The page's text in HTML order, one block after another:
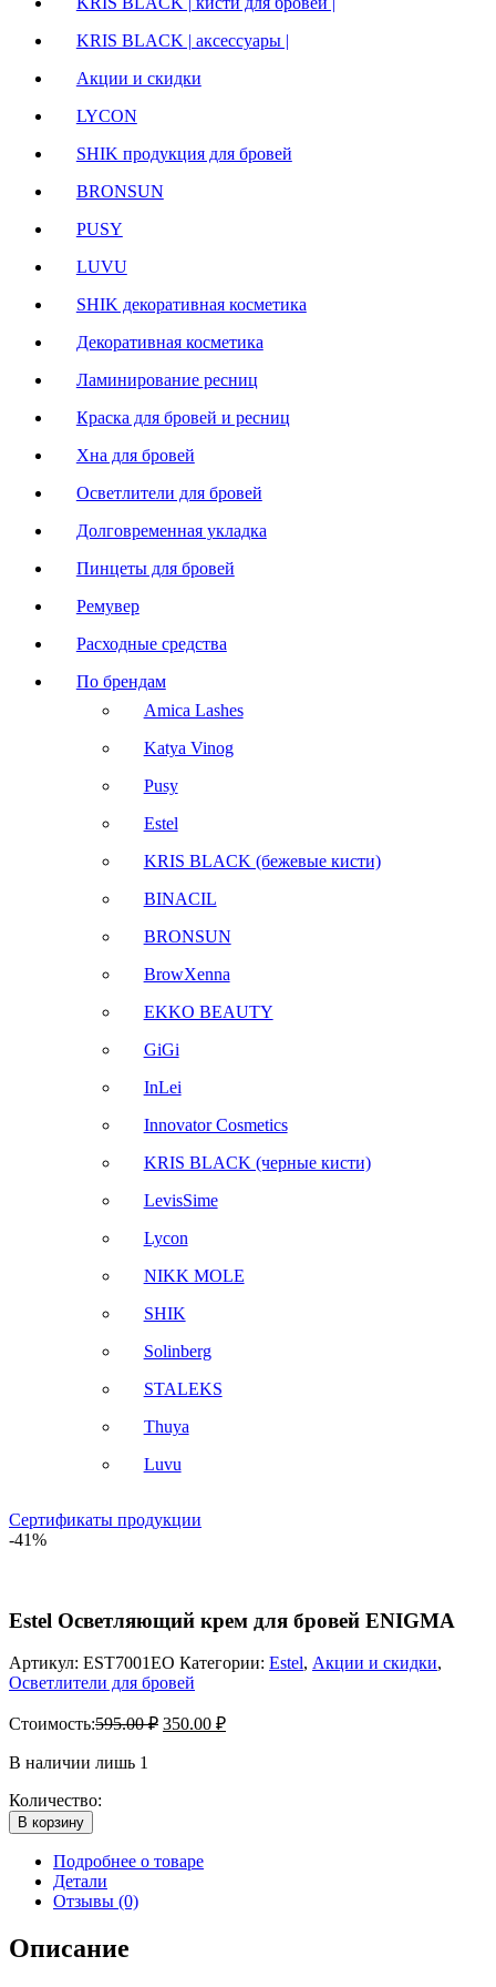
KRIS BLACK | аксессуары |
Акции и скидки
LYCON
SHIK продукция для бровей
BRONSUN
PUSY
LUVU
SHIK декоративная косметика
Декоративная косметика
Ламинирование ресниц
Краска для бровей и ресниц
Хна для бровей
Осветлители для бровей
Долговременная укладка
Пинцеты для бровей
Ремувер
Расходные средства
По брендам
Amica Lashes
Katya Vinog
Pusy
Estel
KRIS BLACK (бежевые кисти)
BINACIL
BRONSUN
BrowXenna
EKKO BEAUTY
GiGi
InLei
Innovator Cosmetics
KRIS BLACK (черные кисти)
LevisSime
Lycon
NIKK MOLE
SHIK
Solinberg
STALEKS
Thuya
Luvu
Сертификаты продукции
-41%
Estel Осветляющий крем для бровей ENIGMA
Артикул: EST7001EO Категории: Estel, Акции и скидки,
Осветлители для бровей
Стоимость:595.00₽ 350.00 ₽
В наличии лишь 1
Количество:
В корзину
Подробнее о товаре
Детали
Отзывы (0)
Описание